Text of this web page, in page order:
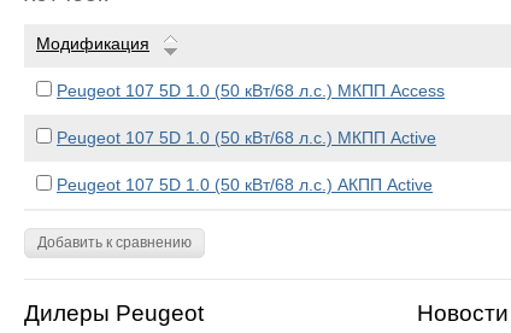
Модификация
Peugeot 107 5D 1.0 (50 кВт/68 л.с.) МКПП Access
Peugeot 107 5D 1.0 (50 кВт/68 л.с.) МКПП Active
Peugeot 107 5D 1.0 (50 кВт/68 л.с.) АКПП Active
Добавить к сравнению
Дилеры Peugeot Новости